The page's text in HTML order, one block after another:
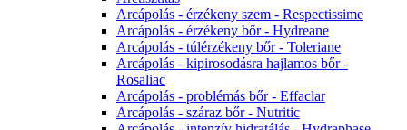
Arcápolás - érzékeny szem - Respectissime
Arcápolás - érzékeny bőr - Hydreane
Arcápolás - túlérzékeny bőr - Toleriane
Arcápolás - kipirosodásra hajlamos bőr -
Rosaliac
Arcápolás - problémás bőr - Effaclar
Arcápolás - száraz bőr - Nutritic